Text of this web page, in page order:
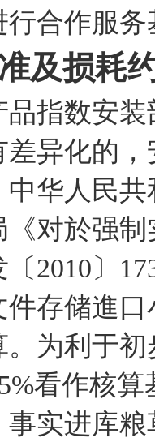
合作服
及损耗
品指数安
异化的
华人民
对於强
2010〕
件存储進
为利于
看作核
实进库